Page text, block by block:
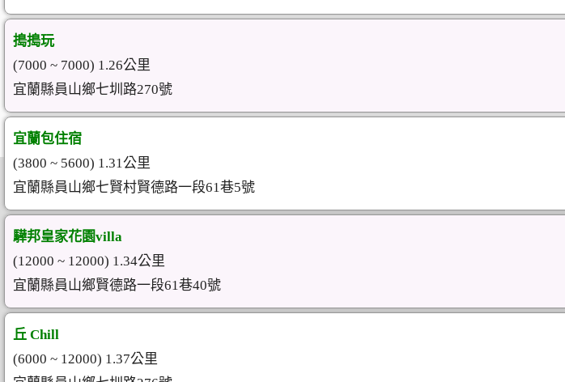
搗搗玩
(7000 ~ 7000) 1.26公里
宜蘭縣員山鄉七圳路270號
宜蘭包住宿
(3800 ~ 5600) 1.31公里
宜蘭縣員山鄉七賢村賢德路一段61巷5號
驊邦皇家花園villa
(12000 ~ 12000) 1.34公里
宜蘭縣員山鄉賢德路一段61巷40號
丘 Chill
(6000 ~ 12000) 1.37公里